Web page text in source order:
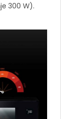
300 W).